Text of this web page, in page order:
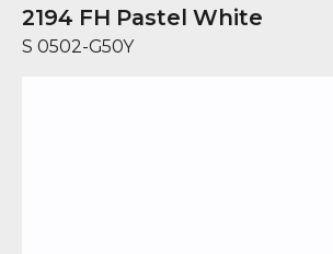
2194 FH Pastel White
S 0502-G50Y